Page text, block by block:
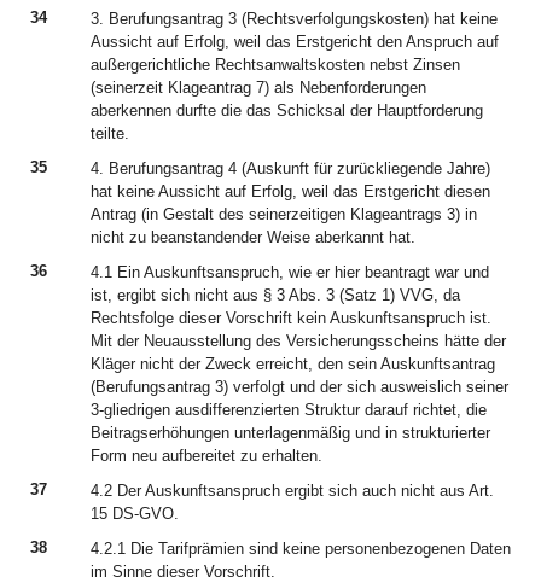
34
3. Berufungsantrag 3 (Rechtsverfolgungskosten) hat keine
Aussicht auf Erfolg, weil das Erstgericht den Anspruch auf
außergerichtliche Rechtsanwaltskosten nebst Zinsen
(seinerzeit Klageantrag 7) als Nebenforderungen
aberkennen durfte die das Schicksal der Hauptforderung
teilte.
35
4. Berufungsantrag 4 (Auskunft für zurückliegende Jahre)
hat keine Aussicht auf Erfolg, weil das Erstgericht diesen
Antrag (in Gestalt des seinerzeitigen Klageantrags 3) in
nicht zu beanstandender Weise aberkannt hat.
36
4.1 Ein Auskunftsanspruch, wie er hier beantragt war und
ist, ergibt sich nicht aus § 3 Abs. 3 (Satz 1) VVG, da
Rechtsfolge dieser Vorschrift kein Auskunftsanspruch ist.
Mit der Neuausstellung des Versicherungsscheins hätte der
Kläger nicht der Zweck erreicht, den sein Auskunftsantrag
(Berufungsantrag 3) verfolgt und der sich ausweislich seiner
3-gliedrigen ausdifferenzierten Struktur darauf richtet, die
Beitragserhöhungen unterlagenmäßig und in strukturierter
Form neu aufbereitet zu erhalten.
37
4.2 Der Auskunftsanspruch ergibt sich auch nicht aus Art.
15 DS-GVO.
38
4.2.1 Die Tarifprämien sind keine personenbezogenen Daten
im Sinne dieser Vorschrift.